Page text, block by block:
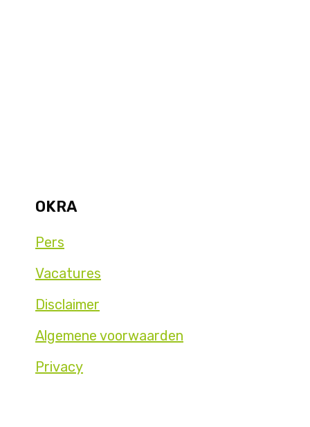
OKRA
Pers
Vacatures
Disclaimer
Algemene voorwaarden
Privacy